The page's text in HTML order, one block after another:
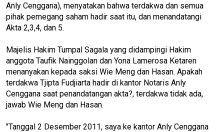
Anly Cenggana), menyatakan bahwa terdakwa dan semua
pihak pemegang saham hadir saat itu, dan menandatangi
Akta 2,3,4, dan 5.
Majelis Hakim Tumpal Sagala yang didampingi Hakim
anggota Taufik Nainggolan dan Yona Lamerosa Ketaren
menanyakan kepada saksi Wie Meng dan Hasan. Apakah
terdakwa Tjipta Fudjiarta hadir di kantor Notaris Anly
Cenggana saat penandatangan akta?, terdakwa tidak ada,
jawab Wie Meng dan Hasan.
"Tanggal 2 Desember 2011, saya ke kantor Anly Cenggana